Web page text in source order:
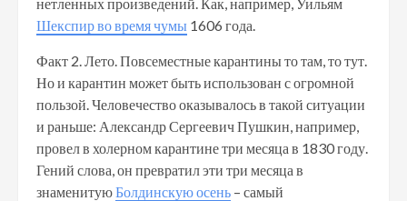
Шекспир во время чумы 1606 года.
Факт 2. Лето. Повсеместные карантины то там, то тут.
Но и карантин может быть использован с огромной
пользой. Человечество оказывалось в такой ситуации
и раньше: Александр Сергеевич Пушкин, например,
провел в холерном карантине три месяца в 1830 году.
Гений слова, он превратил эти три месяца в
знаменитуюБолдинскую осень – самый